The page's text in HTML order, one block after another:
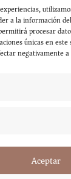
a la información
procesar
únicas en
negativamente
Aceptar
Outstanding
Sin
GENERAL
13 millones